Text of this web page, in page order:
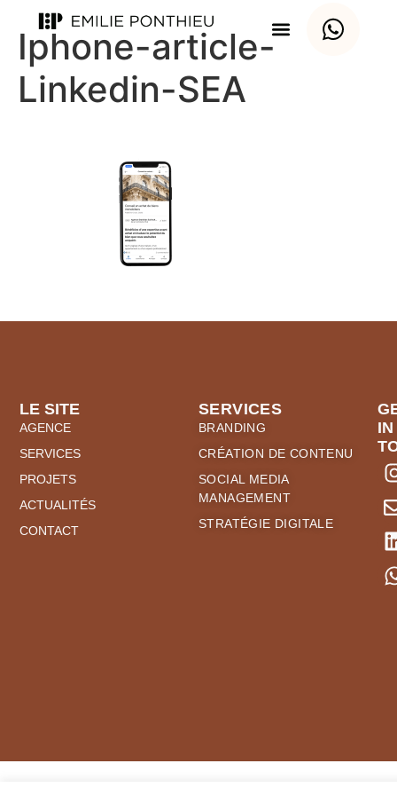
Iphone-article-
Linkedin-SEA
SERVICES
BRANDING
CRÉATION DE CONTENU
SOCIAL MEDIA
MANAGEMENT
STRATÉGIE DIGITALE
LE SITE
AGENCE
SERVICES
PROJETS
ACTUALITÉS
CONTACT
IN